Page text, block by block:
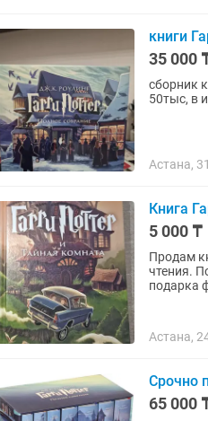
книги
35 000
сборник
50тыс, в
Астана,
Книга
5 000 ₸
Продам
чтения.
подарка
Астана,
Срочно
65 000